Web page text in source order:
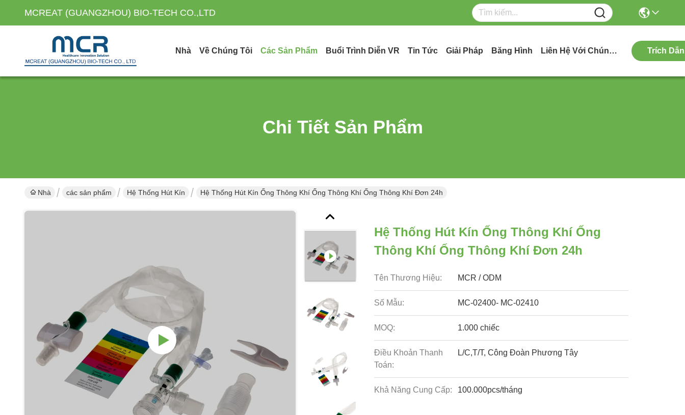
MCREAT (GUANGZHOU) BIO-TECH CO.,LTD
Nhà Về Chúng Tôi Các Sản Phẩm Buổi Trình Diễn VR Tin Tức Giải Pháp Băng Hình Liên Hệ Với Chúng Tôi Trích Dẫn
Chi Tiết Sản Phẩm
Nhà các sản phẩm Hệ Thống Hút Kín Hệ Thống Hút Kín Ống Thông Khí Ống Thông Khí Ống Thông Khí Đơn 24h
Hệ Thống Hút Kín Ống Thông Khí Ống
Thông Khí Ống Thông Khí Đơn 24h
Tên Thương Hiệu: MCR / ODM
Số Mẫu: MC-02400- MC-02410
MOQ: 1.000 chiếc
Điều Khoản Thanh
Toán:
L/C,T/T, Công Đoàn Phương Tây
Khả Năng Cung Cấp: 100.000pcs/tháng